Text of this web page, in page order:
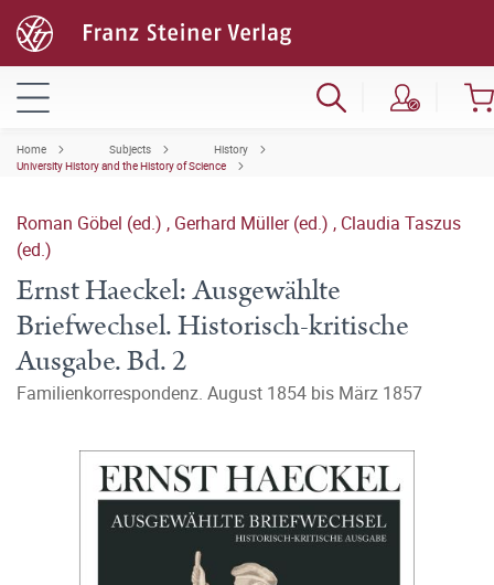
Home Subjects
History
University History and the History of Science
Roman Göbel (ed.) , Gerhard Müller (ed.) , Claudia Taszus
(ed.)
Ernst Haeckel: Ausgewählte
Briefwechsel. Historisch-kritische
Ausgabe. Bd. 2
Familienkorrespondenz. August 1854 bis März 1857